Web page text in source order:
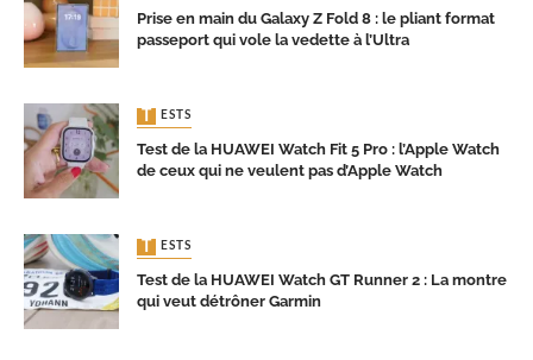
Prise en main du Galaxy Z Fold 8 : le pliant format
passeport qui vole la vedette à l’Ultra
TESTS
Test de la HUAWEI Watch Fit 5 Pro : l’Apple Watch
de ceux qui ne veulent pas d’Apple Watch
TESTS
Test de la HUAWEI Watch GT Runner 2 : La montre
qui veut détrôner Garmin